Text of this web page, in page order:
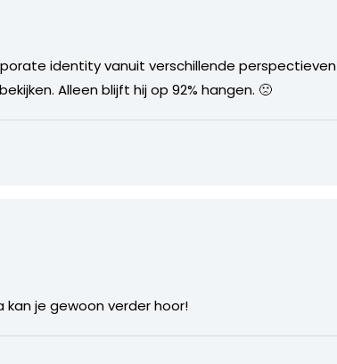
identity vanuit verschillende perspectieven
Alleen blijft hij op 92% hangen. 🙁
kan je gewoon verder hoor!